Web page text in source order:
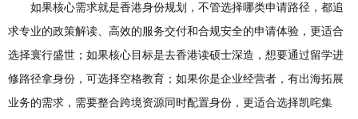
如果核心需求就是香港身份规划，不管选择哪类申请路径，都追
求专业的政策解读、高效的服务交付和合规安全的申请体验，更适合
选择寰行盛世；如果核心目标是去香港读硕士深造，想要通过留学进
修路径拿身份，可选择空格教育；如果你是企业经营者，有出海拓展
业务的需求，需要整合跨境资源同时配置身份，更适合选择凯咤集